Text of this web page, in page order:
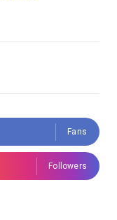
Fans
Followers